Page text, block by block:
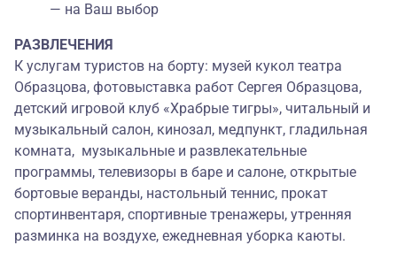
— на Ваш выбор
РАЗВЛЕЧЕНИЯ
К услугам туристов на борту: музей кукол театра
Образцова, фотовыставка работ Сергея Образцова,
детский игровой клуб «Храбрые тигры», читальный и
музыкальный салон, кинозал, медпункт, гладильная
комната, музыкальные и развлекательные
программы, телевизоры в баре и салоне, открытые
бортовые веранды, настольный теннис, прокат
спортинвентаря, спортивные тренажеры, утренняя
разминка на воздухе, ежедневная уборка каюты.